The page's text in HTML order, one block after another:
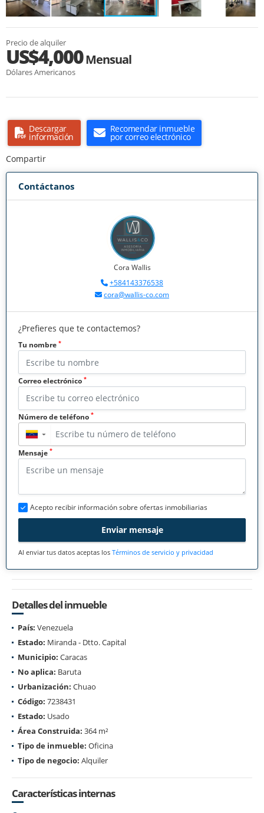
Precio de alquiler
US$4,000Mensual
Dólares Americanos
Descargar
información
Recomendar inmueble
por correo electrónico
Compartir
Contáctanos
Cora Wallis
+584143376538
cora@wallis-co.com
¿Prefieres que te contactemos?
Tu nombre *
Correo electrónico *
Número de teléfono *
▼
Mensaje *
Acepto recibir información sobre ofertas inmobiliarias
Enviar mensaje
Al enviar tus datos aceptas los Términos de servicio y privacidad
Detalles del inmueble
País: Venezuela
Estado: Miranda - Dtto. Capital
Municipio: Caracas
No aplica: Baruta
Urbanización: Chuao
Código: 7238431
Estado: Usado
Área Construida: 364 m²
Tipo de inmueble: Oficina
Tipo de negocio: Alquiler
Características internas